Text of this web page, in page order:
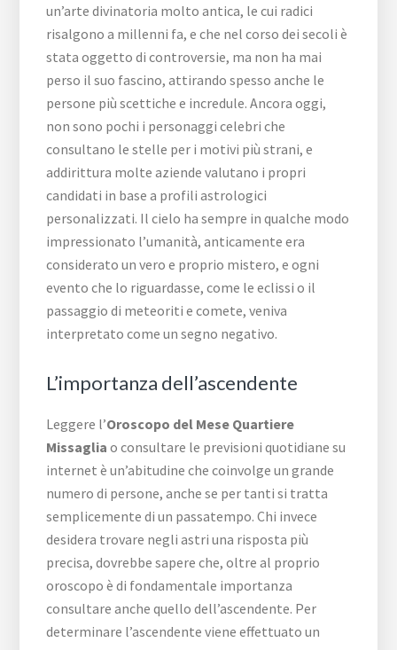
un’arte divinatoria molto antica, le cui radici
risalgono a millenni fa, e che nel corso dei secoli è
stata oggetto di controversie, ma non ha mai
perso il suo fascino, attirando spesso anche le
persone più scettiche e incredule. Ancora oggi,
non sono pochi i personaggi celebri che
consultano le stelle per i motivi più strani, e
addirittura molte aziende valutano i propri
candidati in base a profili astrologici
personalizzati. Il cielo ha sempre in qualche modo
impressionato l’umanità, anticamente era
considerato un vero e proprio mistero, e ogni
evento che lo riguardasse, come le eclissi o il
passaggio di meteoriti e comete, veniva
interpretato come un segno negativo.
L’importanza dell’ascendente
Leggere l’Oroscopo del Mese Quartiere
Missaglia o consultare le previsioni quotidiane su
internet è un’abitudine che coinvolge un grande
numero di persone, anche se per tanti si tratta
semplicemente di un passatempo. Chi invece
desidera trovare negli astri una risposta più
precisa, dovrebbe sapere che, oltre al proprio
oroscopo è di fondamentale importanza
consultare anche quello dell’ascendente. Per
determinare l’ascendente viene effettuato un